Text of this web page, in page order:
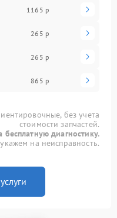
1165 р
265 р
265 р
865 р
без учета
стоимости запчастей.
бесплатную диагностику.
на неисправность.